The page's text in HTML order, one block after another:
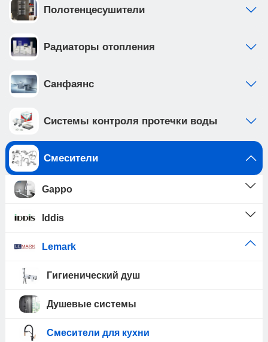
Полотенцесушители
Радиаторы отопления
Санфаянс
Системы контроля протечки воды
Смесители
Gappo
Iddis
Lemark
Гигиенический душ
Душевые системы
Смесители для кухни